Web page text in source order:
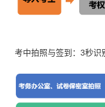
考中拍照与签到：3秒识